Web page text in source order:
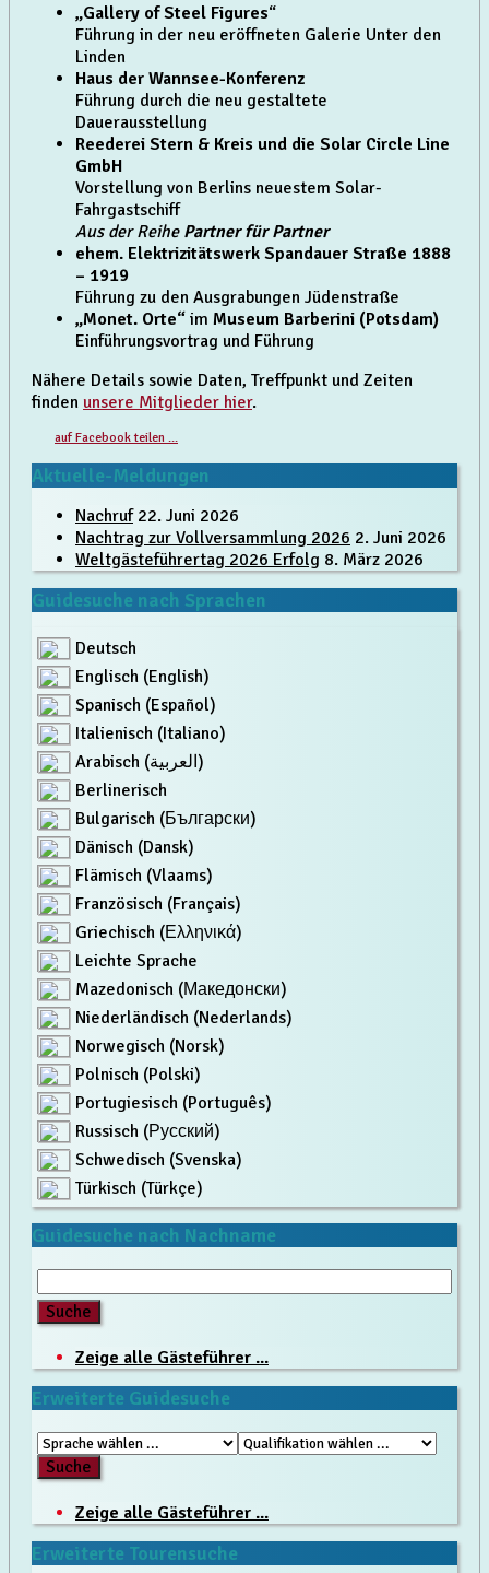
„Gallery of Steel Figures“
Führung in der neu eröffneten Galerie Unter den
Linden
Haus der Wannsee-Konferenz
Führung durch die neu gestaltete
Dauerausstellung
Reederei Stern & Kreis und die Solar Circle Line
GmbH
Vorstellung von Berlins neuestem Solar-
Fahrgastschiff
Aus der Reihe Partner für Partner
ehem. Elektrizitätswerk Spandauer Straße 1888
– 1919
Führung zu den Ausgrabungen Jüdenstraße
„Monet. Orte“ im Museum Barberini (Potsdam)
Einführungsvortrag und Führung
Nähere Details sowie Daten, Treffpunkt und Zeiten
finden unsere Mitglieder hier.
auf Facebook teilen ...
Beitrags-
Navigation
Aktuelle-Meldungen
Nachruf 22. Juni 2026
Nachtrag zur Vollversammlung 2026 2. Juni 2026
Weltgästeführertag 2026 Erfolg 8. März 2026
Guidesuche nach Sprachen
Deutsch
Englisch (English)
Spanisch (Español)
Italienisch (Italiano)
Arabisch (العربية)
Berlinerisch
Bulgarisch (Български)
Dänisch (Dansk)
Flämisch (Vlaams)
Französisch (Français)
Griechisch (Ελληνικά)
Leichte Sprache
Mazedonisch (Македонски)
Niederländisch (Nederlands)
Norwegisch (Norsk)
Polnisch (Polski)
Portugiesisch (Português)
Russisch (Русский)
Schwedisch (Svenska)
Türkisch (Türkçe)
Guidesuche nach Nachname
Zeige alle Gästeführer ...
Erweiterte Guidesuche
Zeige alle Gästeführer ...
Erweiterte Tourensuche